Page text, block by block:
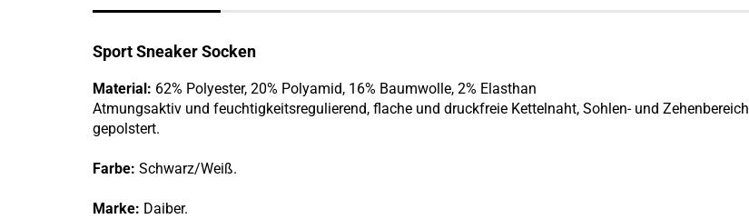
Sport Sneaker Socken
Material: 62% Polyester, 20% Polyamid, 16% Baumwolle, 2% Elasthan
Atmungsaktiv und feuchtigkeitsregulierend, flache und druckfreie Kettelnaht, Sohlen- und Zehenbereich
gepolstert.
Farbe: Schwarz/Weiß.
Marke: Daiber.